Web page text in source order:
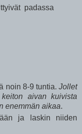
padassa
noin 8-9 tuntia. Jollet
aivan kuivista
enemmän aikaa.
ja laskin niiden